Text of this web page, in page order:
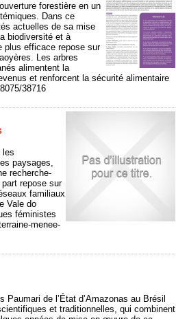
forestière en un
Dans ce
actuelles de sa mise
biodiversité et à
plus efficace repose sur
Les arbres
alimentent la
et renforcent la sécurité alimentaire
38716
les
paysages,
recherche-
repose sur
familiaux
Vale do
féministes
menee-
de l’État d’Amazonas au Brésil
et traditionnelles, qui combinent